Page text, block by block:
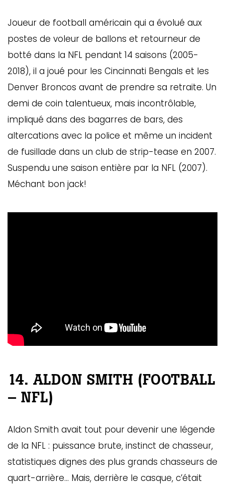
Joueur de football américain qui a évolué aux
postes de voleur de ballons et retourneur de
botté dans la NFL pendant 14 saisons (2005-
2018), il a joué pour les Cincinnati Bengals et les
Denver Broncos avant de prendre sa retraite. Un
demi de coin talentueux, mais incontrôlable,
impliqué dans des bagarres de bars, des
altercations avec la police et même un incident
de fusillade dans un club de strip-tease en 2007.
Suspendu une saison entière par la NFL (2007).
Méchant bon jack!
14. ALDON SMITH (FOOTBALL
– NFL)
Aldon Smith avait tout pour devenir une légende
de la NFL : puissance brute, instinct de chasseur,
statistiques dignes des plus grands chasseurs de
quart-arrière… Mais, derrière le casque, c’était